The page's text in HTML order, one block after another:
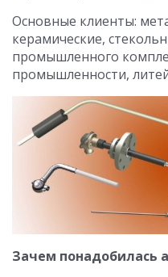
Основные клиенты:
керамические,
промышленного
промышленности,
Зачем понадобилась